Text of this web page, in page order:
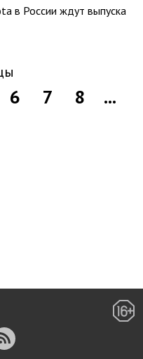
в России ждут выпуска
6 7 8 ...